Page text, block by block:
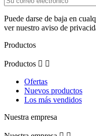
Puede darse de baja en
ver nuestro aviso de
Productos
Productos  
Ofertas
Nuevos productos
Los más vendidos
Nuestra empresa